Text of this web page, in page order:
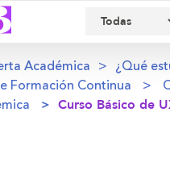
Académica
¿Qué
Formación Continua
Curso Básico de